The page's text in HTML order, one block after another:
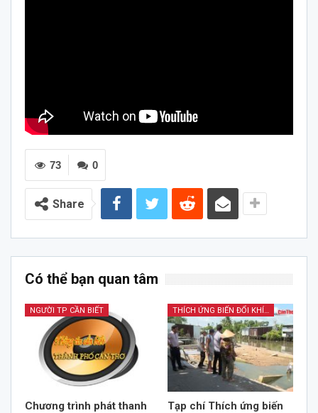
0
73
Share
Có thể bạn quan tâm
NGƯỜI TP CẦN BIẾT
Chương trình phát thanh
THÍCH ỨNG BIẾN ĐỔI KHÍ HẬU
Tạp chí Thích ứng biến